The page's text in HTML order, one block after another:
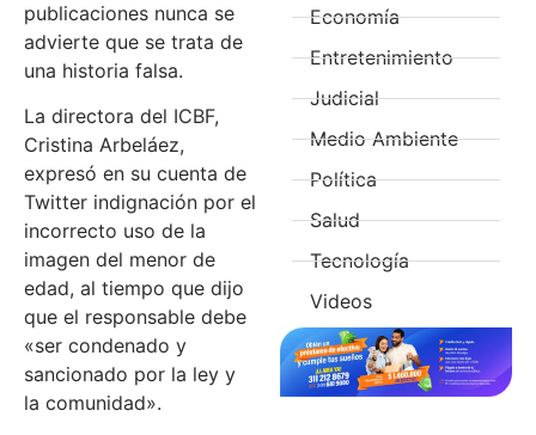
publicaciones nunca se
advierte que se trata de
una historia falsa.
La directora del ICBF,
Cristina Arbeláez,
expresó en su cuenta de
Twitter indignación por el
incorrecto uso de la
imagen del menor de
edad, al tiempo que dijo
que el responsable debe
«ser condenado y
sancionado por la ley y
la comunidad».
Economía
Entretenimiento
Judicial
Medio Ambiente
Política
Salud
Tecnología
Videos